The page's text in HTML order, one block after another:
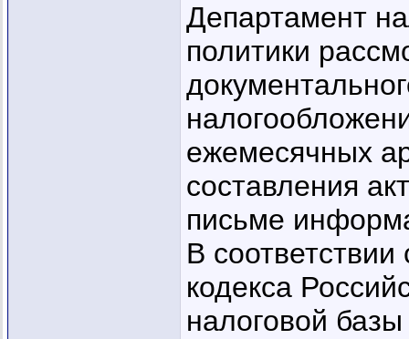
Департамент
политики
ежемесячных
составления
письме
В
кодекса
налоговой